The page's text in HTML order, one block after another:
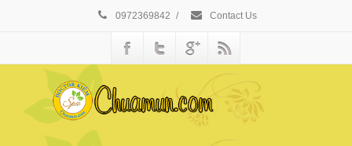
0972369842 / Contact Us